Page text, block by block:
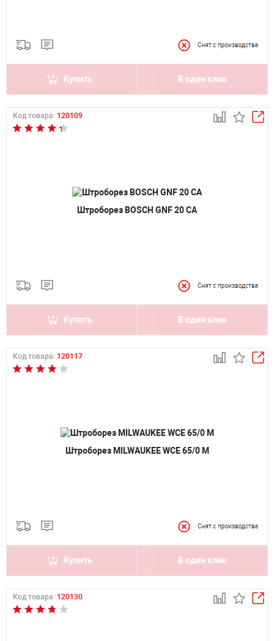
Купить В один клик
Код товара: 120109
Штроборез BOSCH GNF 20 CA
Купить В один клик
Код товара: 120117
Штроборез MILWAUKEE WCE 65/0 M
Купить В один клик
Код товара: 120130